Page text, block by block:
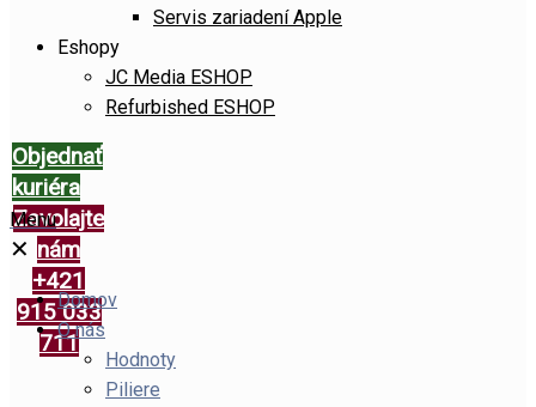
Servis zariadení Apple
Eshopy
JC Media ESHOP
Refurbished ESHOP
Objednať
kuriéra
Zavolajte
nám
+421
915 033
711
Menu
✕
Domov
O nás
Hodnoty
Piliere